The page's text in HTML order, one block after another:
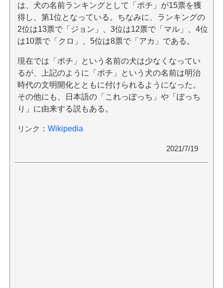
は、犬の名前ランキングとして「ポチ」が15票を獲
得し、第1位となっている。ちなみに、ランキングの
2位は13票で「ジョン」、3位は12票で「マル」、4位
は10票で「クロ」、5位は8票で「アカ」である。
現在では「ポチ」という名前の犬は少なくなってい
るが、上記のように「ポチ」という犬の名前は明治
時代の文明開化とともに付けられるようになった。
その他にも、日本語の「これっぽっち」や「ぽっち
り」に由来する説もある。
リンク ： Wikipedia
2021/7/19